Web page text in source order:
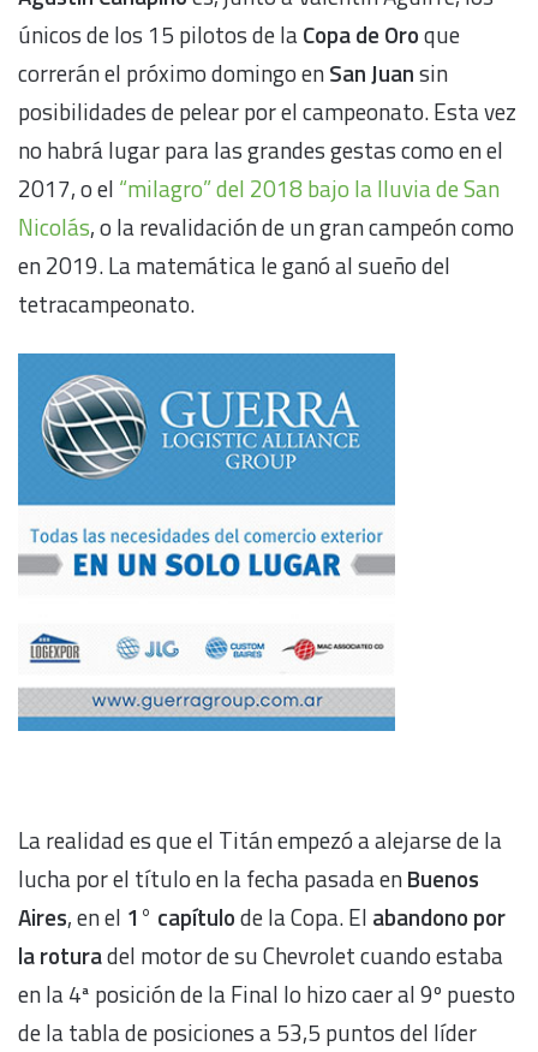
únicos de los 15 pilotos de laCopa de Oroque
correrán el próximo domingo enSan Juansin
posibilidades de pelear por el campeonato. Esta vez
no habrá lugar para las grandes gestas como en el
2017, o el “milagro” del 2018 bajo la lluvia de San
Nicolás, o la revalidación de un gran campeón como
en 2019. La matemática le ganó al sueño del
tetracampeonato.
La realidad es que el Titán empezó a alejarse de la
lucha por el título en la fecha pasada enBuenos
Aires, en el 1° capítulode la Copa. El abandono por
la roturadel motor de su Chevrolet cuando estaba
en la 4ª posición de la Final lo hizo caer al 9º puesto
de la tabla de posiciones a 53,5 puntos del líder